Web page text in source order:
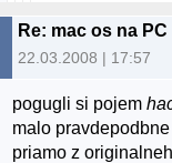
Re: mac os na PC
22.03.2008 | 17:57
pogugli si pojem
malo
priamo z